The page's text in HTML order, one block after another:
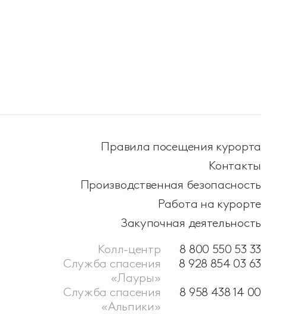
Правила посещения курорта
Контакты
Производственная безопасность
Работа на курорте
Закупочная деятельность
Колл-центр
8 800 550 53 33
Служба спасения
«Лауры»
8 928 854 03 63
Служба спасения
«Альпики»
8 958 438 14 00